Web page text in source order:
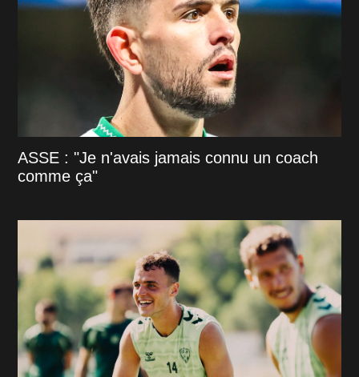
ASSE : "Je n'avais jamais connu un coach
comme ça"